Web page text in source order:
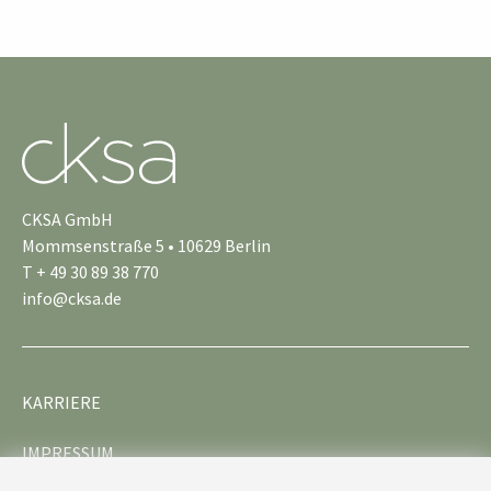
CKSA GmbH
Mommsenstraße 5 • 10629 Berlin
T + 49 30 89 38 770
info@cksa.de
KARRIERE
IMPRESSUM